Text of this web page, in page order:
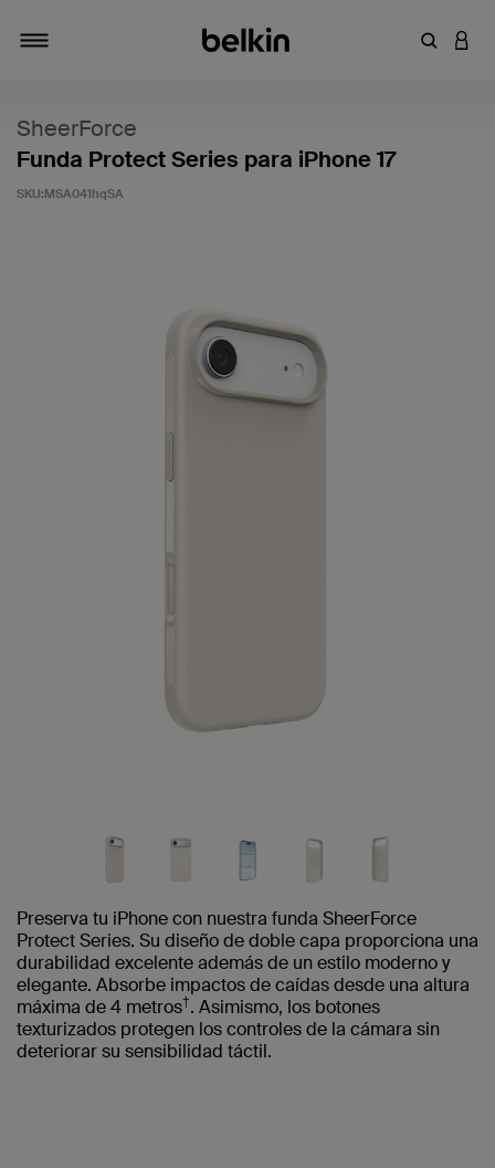
SheerForce
Funda Protect Series para iPhone 17
SKU:MSA041hqSA
Preserva tu iPhone con nuestra funda SheerForce
Protect Series. Su diseño de doble capa proporciona una
durabilidad excelente además de un estilo moderno y
elegante. Absorbe impactos de caídas desde una altura
máxima de 4 metros†. Asimismo, los botones
texturizados protegen los controles de la cámara sin
deteriorar su sensibilidad táctil.